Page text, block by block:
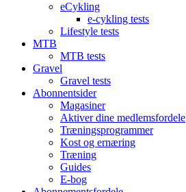
eCykling
e-cykling tests
Lifestyle tests
MTB
MTB tests
Gravel
Gravel tests
Abonnentsider
Magasiner
Aktiver dine medlemsfordele
Træningsprogrammer
Kost og ernæring
Træning
Guides
E-bog